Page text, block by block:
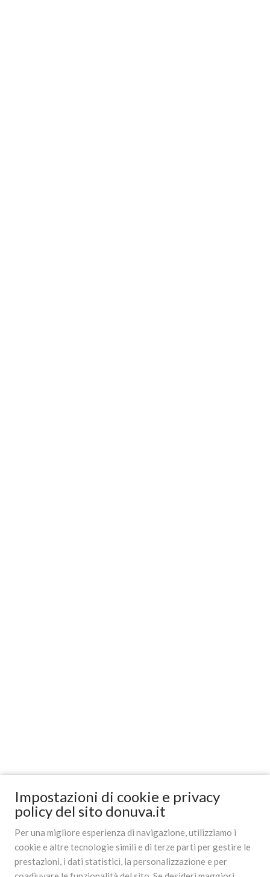
Impostazioni di cookie e privacy
policy del sito donuva.it
Per una migliore esperienza di navigazione, utilizziamo i
cookie e altre tecnologie simili e di terze parti per gestire le
prestazioni, i dati statistici, la personalizzazione e per